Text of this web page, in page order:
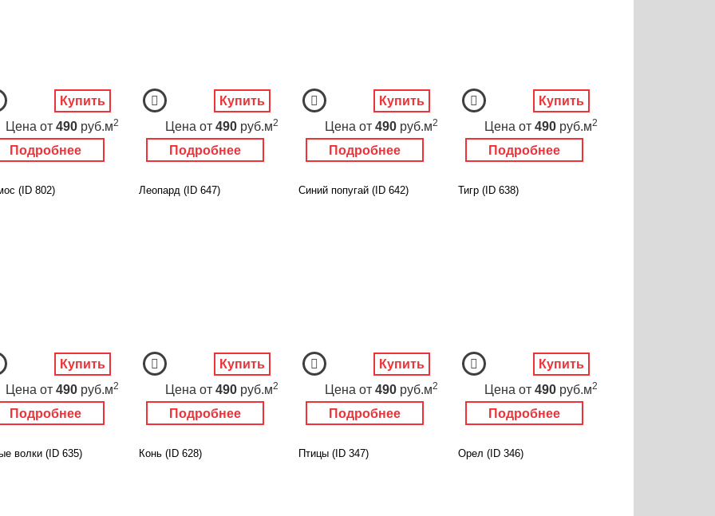
Подробнее
Цена от 490 руб.м2
Купить
Подробнее
Цена от 490 руб.м2
Купить
Подробнее
Цена от 490 руб.м2
Купить
Подробнее
Цена от 490 руб.м2
Купить
(ID 802)
Подробнее
Цена от 490 руб.м2
Купить
Леопард (ID 647)
Подробнее
Цена от 490 руб.м2
Купить
Синий попугай (ID 642)
Подробнее
Цена от 490 руб.м2
Купить
Тигр (ID 638)
Подробнее
Цена от 490 руб.м2
Купить
волки (ID 635) Конь (ID 628) Птицы (ID 347) Орел (ID 346)